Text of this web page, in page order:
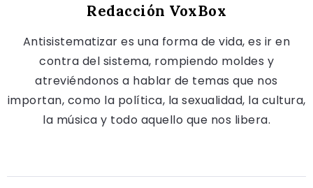
Redacción VoxBox
Antisistematizar es una forma de vida, es ir en
contra del sistema, rompiendo moldes y
atreviéndonos a hablar de temas que nos
importan, como la política, la sexualidad, la cultura,
la música y todo aquello que nos libera.